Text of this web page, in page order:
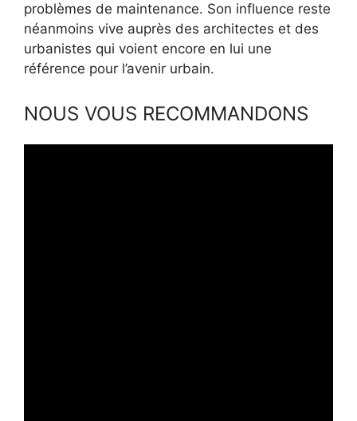
problèmes de maintenance. Son influence reste
néanmoins vive auprès des architectes et des
urbanistes qui voient encore en lui une
référence pour l’avenir urbain.
NOUS VOUS RECOMMANDONS